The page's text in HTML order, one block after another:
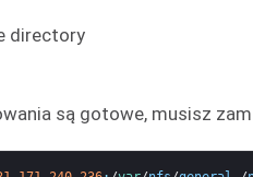
są gotowe, musisz